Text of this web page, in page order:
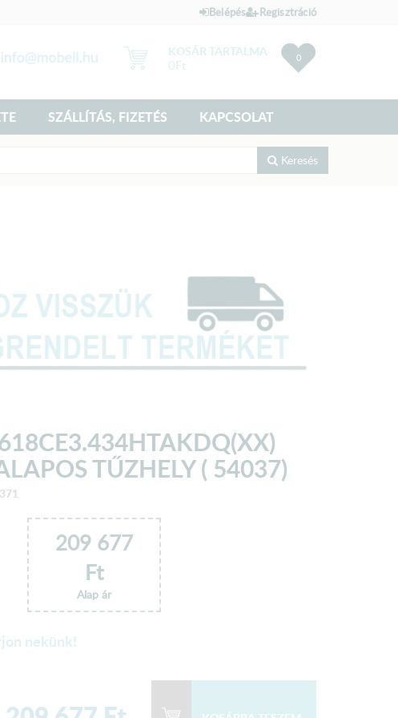
Belépés Regisztráció
0
KOSÁR TARTALMA
0Ft
SZÁLLÍTÁS, FIZETÉS KAPCSOLAT
Keresés
TŰZHELY ( 54037)
209 677
Ft
Alap ár
nekünk!